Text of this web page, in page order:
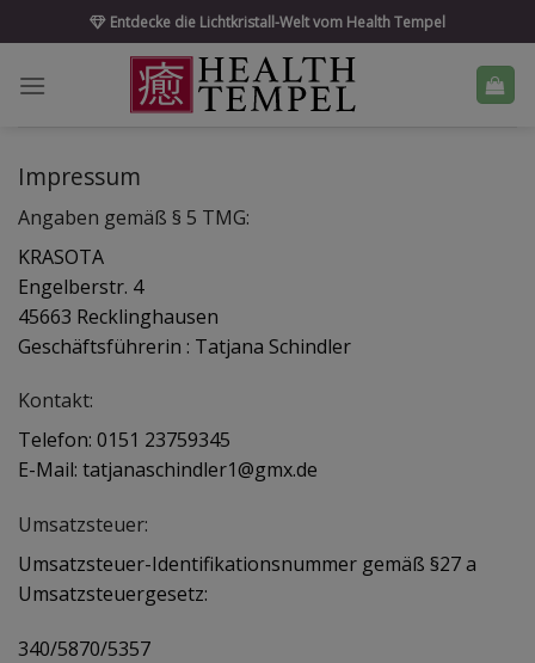
to
content
Entdecke die Lichtkristall-Welt vom Health Tempel
Impressum
Angaben gemäß § 5 TMG:
KRASOTA
Engelberstr. 4
45663 Recklinghausen
Geschäftsführerin : Tatjana Schindler
Kontakt:
Telefon: 0151 23759345
E-Mail: tatjanaschindler1@gmx.de
Umsatzsteuer:
Umsatzsteuer-Identifikationsnummer gemäß §27 a
Umsatzsteuergesetz:
340/5870/5357